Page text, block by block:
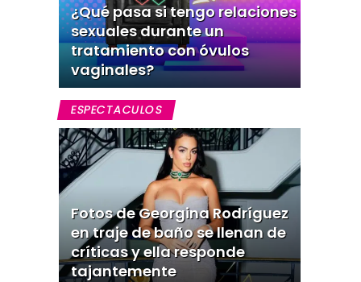
¿Qué pasa si tengo relaciones
sexuales durante un
tratamiento con óvulos
vaginales?
ESPECTACULOS
Fotos de Georgina Rodríguez
en traje de baño se llenan de
críticas y ella responde
tajantemente